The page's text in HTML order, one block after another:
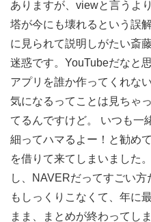
ありますが、viewと言うよ
塔が今にも壊れるという誤
に見られて説明しがたい斎
迷惑です。YouTubeだなと
アプリを誰か作ってくれな
気になるってことは見ちゃ
てるんですけど。 いつも一
細ってハマるよー！と勧め
を借りて来てしまいました
し、NAVERだってすごい
もしっくりこなくて、年に
まま、まとめが終わってし